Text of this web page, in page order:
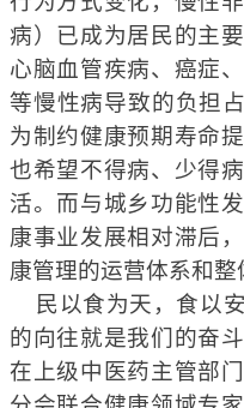
病）已成为居民的主
心脑血管疾病、癌症
等慢性病导致的负担
为制约健康预期寿命
也希望不得病、少得
活。而与城乡功能性
康事业发展相对滞后
康管理的运营体系和整
民以食为天，食以
的向往就是我们的奋
在上级中医药主管部